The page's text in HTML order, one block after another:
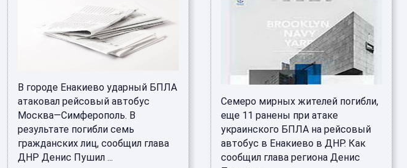
В городе Енакиево ударный БПЛА
атаковал рейсовый автобус
Москва—Симферополь. В
результате погибли семь
гражданских лиц, сообщил глава
ДНР Денис Пушил ...
Семеро мирных жителей погибли,
еще 11 ранены при атаке
украинского БПЛА на рейсовый
автобус в Енакиево в ДНР. Как
сообщил глава региона Денис